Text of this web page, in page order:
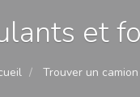
et
Trouver un camion